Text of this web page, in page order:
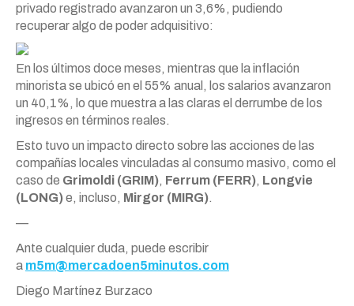
privado registrado avanzaron un 3,6%, pudiendo
recuperar algo de poder adquisitivo:
En los últimos doce meses, mientras que la inflación
minorista se ubicó en el 55% anual, los salarios avanzaron
un 40,1%, lo que muestra a las claras el derrumbe de los
ingresos en términos reales.
Esto tuvo un impacto directo sobre las acciones de las
compañías locales vinculadas al consumo masivo, como el
caso de Grimoldi (GRIM), Ferrum (FERR), Longvie
(LONG)e, incluso, Mirgor (MIRG).
—
Ante cualquier duda, puede escribir
a m5m@mercadoen5minutos.com
Diego Martínez Burzaco